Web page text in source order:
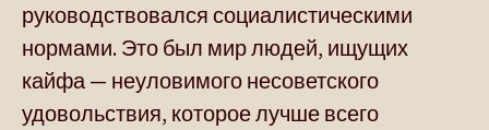
руководствовался социалистическими
нормами. Это был мир людей, ищущих
кайфа — неуловимого несоветского
удовольствия, которое лучше всего